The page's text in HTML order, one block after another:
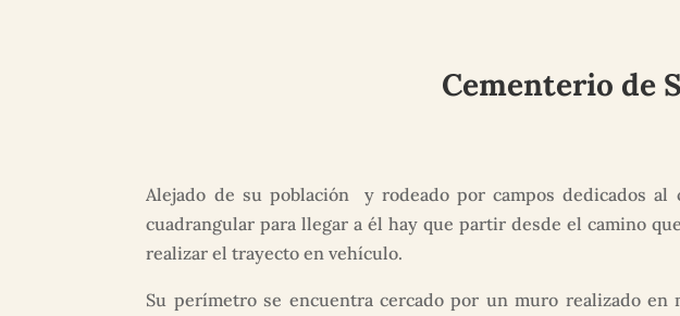
Cementerio de
Alejado de su población y rodeado por campos dedicados
cuadrangular para llegar a él hay que partir desde el camino
realizar el trayecto en vehículo.
Su perímetro se encuentra cercado por un muro realizado